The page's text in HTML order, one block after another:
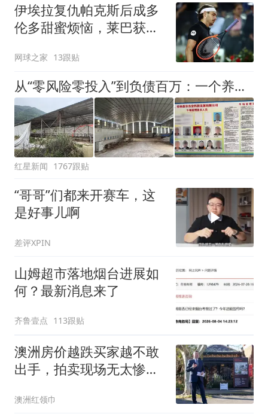
伊埃拉复仇帕克斯后成多
伦多甜蜜烦恼，莱巴获胜
网球之家 13跟贴
从“零风险零投入”到负债百万：一个养牛项目崩盘后，谁该为农户的贷款买单丨红星调查
红星新闻 1767跟贴
“哥哥”们都来开赛车，这
是好事儿啊
差评XPIN
山姆超市落地烟台进展如
何？最新消息来了
齐鲁壹点 113跟贴
澳洲房价越跌买家越不敢
出手，拍卖现场无太惨
澳洲红领巾